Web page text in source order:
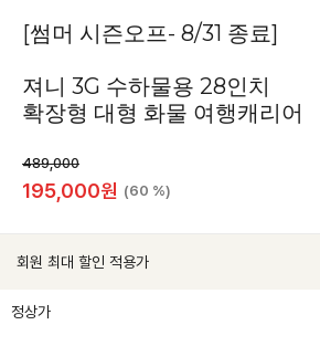
[썸머 시즌오프- 8/31 종료]
져니 3G 수하물용 28인치
확장형 대형 화물 여행캐리어
489,000
195,000원 (60 %)
회원 최대 할인 적용가
정상가